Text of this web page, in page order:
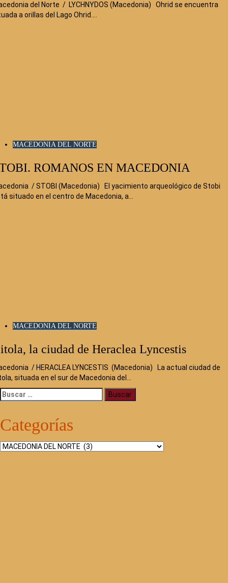
del Norte / LYCHNYDOS (Macedonia) Ohrid se encuentra
a orillas del Lago Ohrid….
MACEDONIA DEL NORTE
ROMANOS EN MACEDONIA
/ STOBI (Macedonia) El yacimiento arqueológico de Stobi
situado en el centro de Macedonia, a…
MACEDONIA DEL NORTE
la ciudad de Heraclea Lyncestis
/ HERACLEA LYNCESTIS (Macedonia) La actual ciudad de
situada en el sur de Macedonia del…
Buscar:
Categorías
Categorías